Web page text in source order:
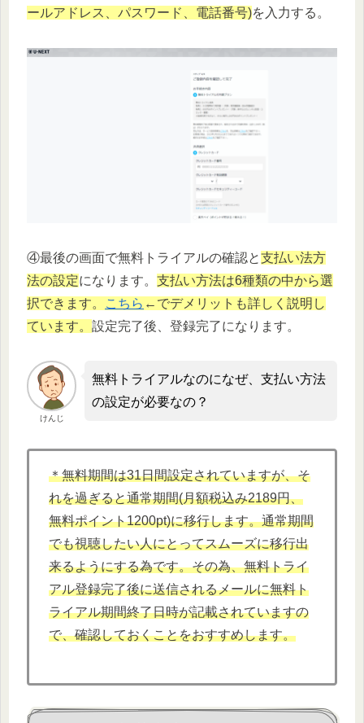
ールアドレス、パスワード、電話番号)を入力する。
④最後の画面で無料トライアルの確認と支払い法方
法の設定になります。 支払い方法は6種類の中から選
択できます。
こちら ←でデメリットも詳しく説明し
ています。 設定完了後、登録完了になります。
けんじ
無料トライアルなのになぜ、支払い方法
の設定が必要なの？
＊無料期間は31日間設定されていますが、そ
れを過ぎると通常期間(月額税込み2189円、
無料ポイント1200pt)に移行します。通常期間
でも視聴したい人にとってスムーズに移行出
来るようにする為です。その為、無料トライ
アル登録完了後に送信されるメールに無料ト
ライアル期間終了日時が記載されていますの
で、確認しておくことをおすすめします。